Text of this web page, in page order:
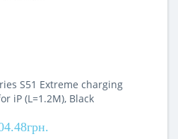
S51 Extreme charging
iP (L=1.2M), Black